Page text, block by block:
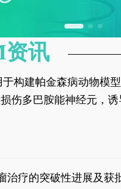
构建帕金森病动物模
而可靠模拟帕金森病
伤多巴胺能神经元，
治疗的突破性进展及获
讯